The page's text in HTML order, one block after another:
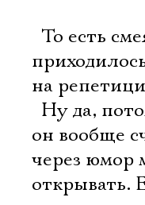
 То есть
на
 Ну да,
он вообще
через юмор
открывать.